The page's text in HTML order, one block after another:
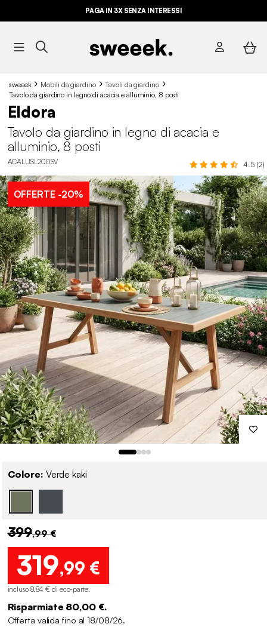
PAGA IN 3X SENZA INTERESSI
sweeek Mobili da giardino
Tavoli da giardino
Tavolo da giardino in legno di acacia e alluminio, 8 posti
Eldora
Tavolo da giardino in legno di acacia e
alluminio, 8 posti
ACALUSL200SV 4.5 (2)
OFFERTE-20%
Colore: Verde kaki
399,99 €
319,99 €
incluso 8,84 € di eco-parte.
Risparmiate 80,00 €.
Offerta valida fino al 18/08/26.